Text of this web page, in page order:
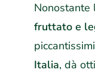
Nonostante
fruttato e
Italia, dà